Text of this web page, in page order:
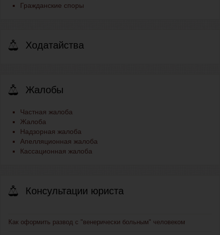
Гражданские споры
Ходатайства
Жалобы
Частная жалоба
Жалоба
Надзорная жалоба
Апелляционная жалоба
Кассационная жалоба
Консультации юриста
Как оформить развод с "венерически больным" человеком